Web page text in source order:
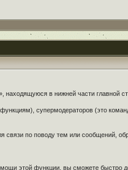
в нижней части главной
супермодераторов (это
по поводу тем или сообщений,
этой функции, вы сможете быстро